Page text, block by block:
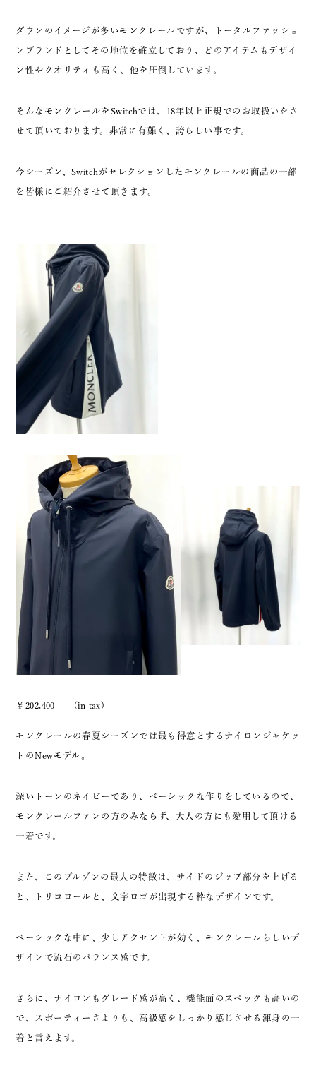
ダウンのイメージが多いモンクレールですが、トータルファッショ
ンブランドとしてその地位を確立しており、どのアイテムもデザイ
ン性やクオリティも高く、他を圧倒しています。
そんなモンクレールをSwitchでは、18年以上正規でのお取扱いをさ
せて頂いております。非常に有難く、誇らしい事です。
今シーズン、Switchがセレクションしたモンクレールの商品の一部
を皆様にご紹介させて頂きます。
￥202,400 (in tax)
モンクレールの春夏シーズンでは最も得意とするナイロンジャケッ
トのNewモデル。
深いトーンのネイビーであり、ベーシックな作りをしているので、
モンクレールファンの方のみならず、大人の方にも愛用して頂ける
一着です。
また、このブルゾンの最大の特徴は、サイドのジップ部分を上げる
と、トリコロールと、文字ロゴが出現する粋なデザインです。
ベーシックな中に、少しアクセントが効く、モンクレールらしいデ
ザインで流石のバランス感です。
さらに、ナイロンもグレード感が高く、機能面のスペックも高いの
で、スポーティーさよりも、高級感をしっかり感じさせる渾身の一
着と言えます。